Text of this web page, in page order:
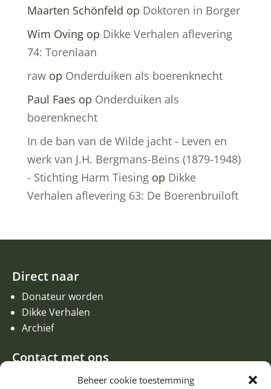
Beheer cookie toestemming
Maarten Schönfeld op Doktoren in Borger
Wim Ovingop Dikke Verhalen aflevering
74: Torenlaan
rawop Onderduiken als boerenknecht
Paul Faes op Onderduiken als
boerenknecht
In de ban van de Wilde jacht - Leven en
werk van J.H. Bergmans-Beins (1879-1948)
- Stichting Harm Tiesingop Dikke
Verhalen aflevering 63: De Boerenbruiloft
Direct naar
Donateur worden
Dikke Verhalen
Archief
Contact met ons
Een aanvraag of oproep plaatsen